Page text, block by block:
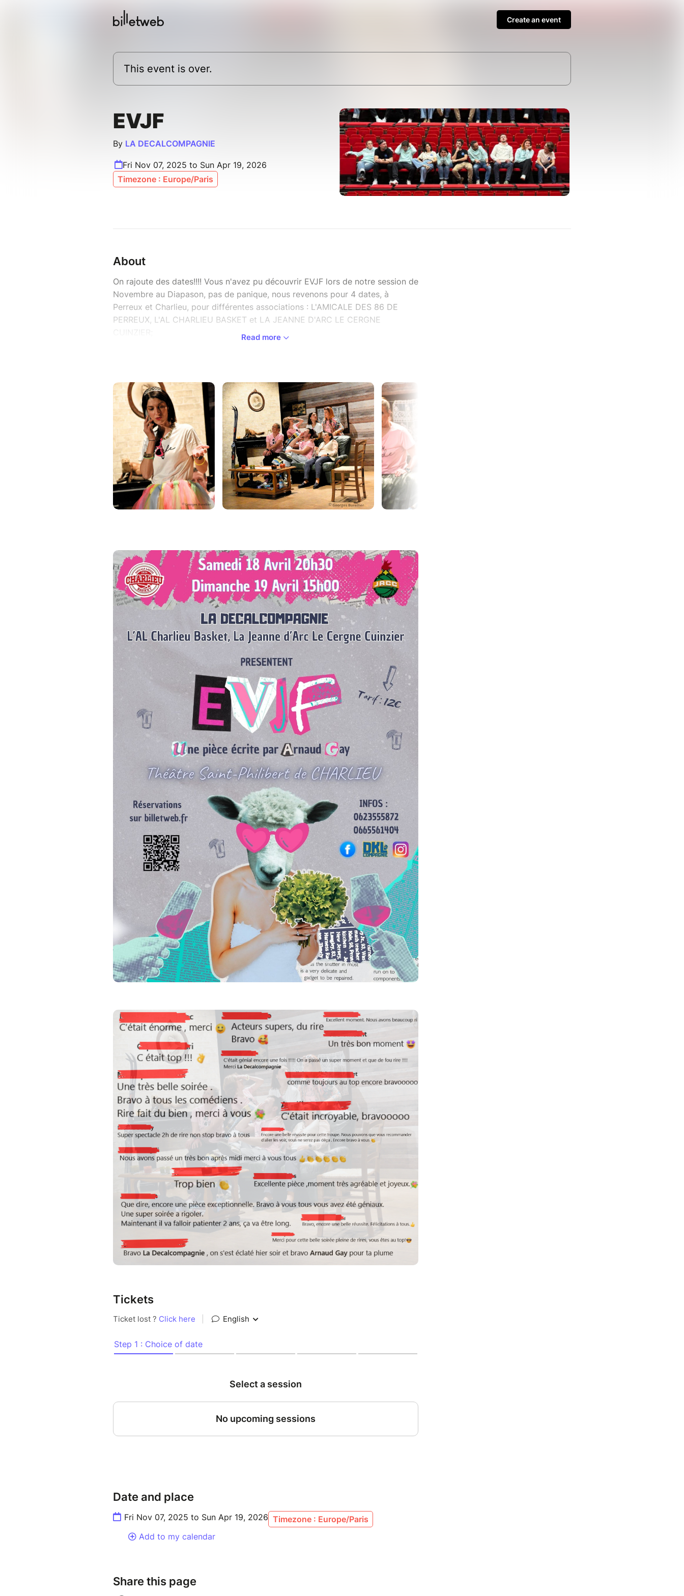
Create an event
This event is over.
EVJF
By LA DECALCOMPAGNIE
Fri Nov 07, 2025 to Sun Apr 19, 2026
Timezone : Europe/Paris
About
On rajoute des dates!!!! Vous n'avez pu découvrir EVJF lors de notre session de
Novembre au Diapason, pas de panique, nous revenons pour 4 dates, à
Perreux et Charlieu, pour différentes associations : L'AMICALE DES 86 DE
PERREUX, L'AL CHARLIEU BASKET et LA JEANNE D'ARC LE CERGNE
maison de son grand-père où elle a grandi. Un week-end tranquille avec ses
proches, c’est tout ce qu’elle demande. Mais c’était sans compter sur Lisa, son
amie incontrôlable qui lui a concocté quelques surprises… et sur l’arrivée d’un
mystérieux inconnu qui va semer un joyeux chaos. Entre surprises et
rebondissements, ce week-end entre amis va prendre un tournant aussi
inattendu qu’hilarant.
Avec ses personnages hauts en couleur, EVJF est une comédie moderne et
pleine de peps, où l’on retrouve tous les codes qui font la personnalité de la
DECALCOMPAGNIE.
Read more
Tickets
Date and place
Fri Nov 07, 2025 to Sun Apr 19, 2026 Timezone : Europe/Paris
Add to my calendar
Share this page